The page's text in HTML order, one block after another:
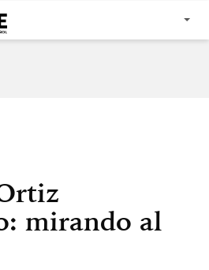
mirando al